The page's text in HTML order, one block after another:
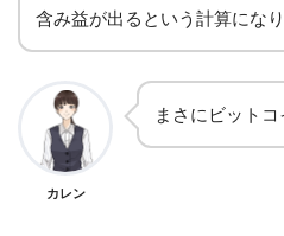
含み益が出るという計算にな
カレン
まさにビット